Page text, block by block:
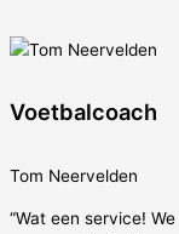
Voetbalcoach
Tom Neervelden
“Wat een service!